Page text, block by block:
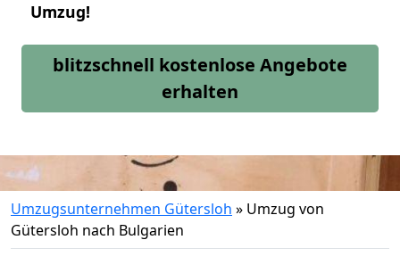
Umzug!
blitzschnell kostenlose Angebote
erhalten
Umzugsunternehmen Gütersloh » Umzug von
Gütersloh nach Bulgarien